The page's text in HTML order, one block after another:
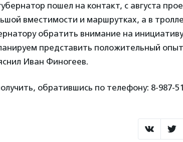
пошел на контакт, с августа
вместимости и маршрутках, а в
обратить внимание на
представить положительный
Иван Финогеев.
обратившись по телефону: 8-987-